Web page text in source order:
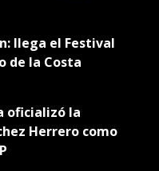
llega el Festival
de la Costa
oficializó la
Herrero como